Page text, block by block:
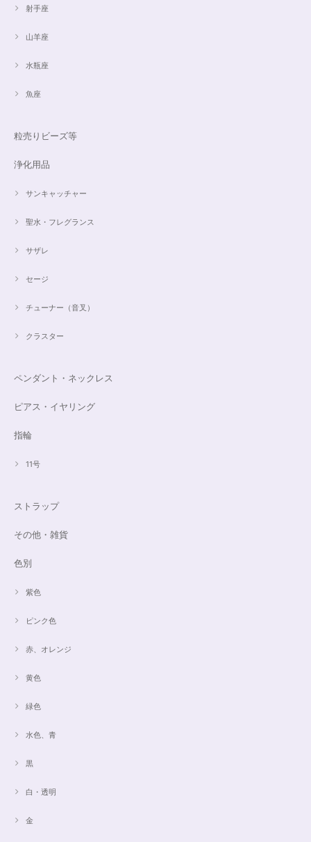
射手座
山羊座
水瓶座
魚座
粒売りビーズ等
浄化用品
サンキャッチャー
聖水・フレグランス
サザレ
セージ
チューナー（音叉）
クラスター
ペンダント・ネックレス
ピアス・イヤリング
指輪
11号
ストラップ
その他・雑貨
色別
紫色
ピンク色
赤、オレンジ
黄色
緑色
水色、青
黒
白・透明
金